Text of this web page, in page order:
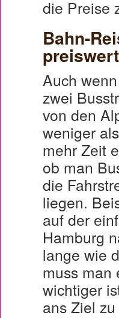
die Preise
Bahn-
Auch
zwei
von den
weniger
mehr Zeit
ob man
die
liegen.
auf der
Hamburg
lange wie
muss man
wichtiger
ans Ziel